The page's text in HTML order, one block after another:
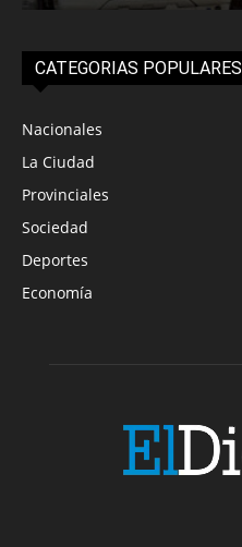
CATEGORIAS POPULARES
Nacionales
La Ciudad
Provinciales
Sociedad
Deportes
Economía